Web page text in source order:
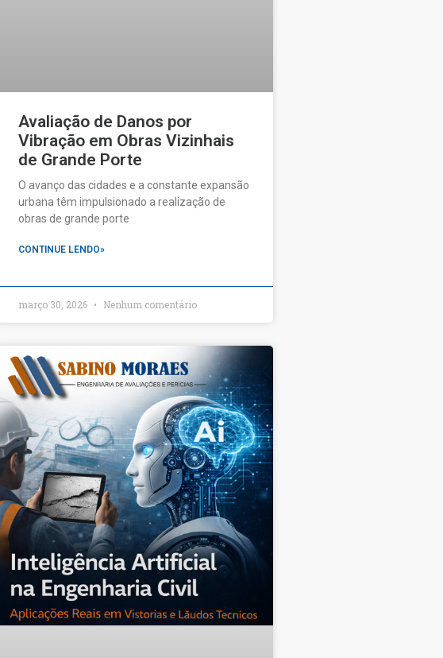
Avaliação de Danos por
Vibração em Obras Vizinhais
de Grande Porte
O avanço das cidades e a constante expansão
urbana têm impulsionado a realização de
obras de grande porte
CONTINUE LENDO»
março 30, 2026 Nenhum comentário